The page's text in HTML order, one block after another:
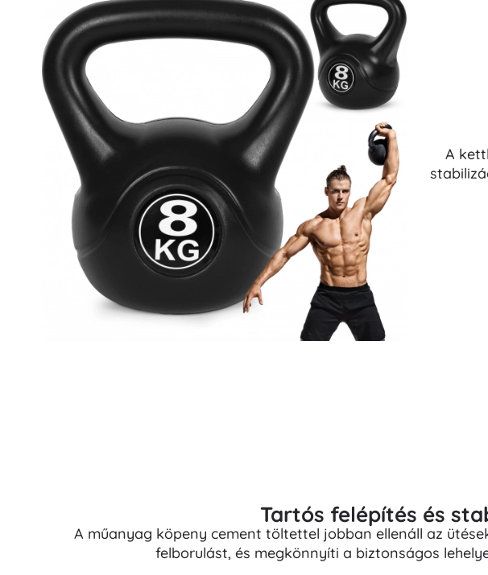
A
Tartós felépítés és
A műanyag köpeny cement töltettel jobban ellenáll az
felborulást, és megkönnyíti a biztonságos